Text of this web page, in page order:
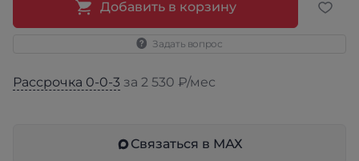
Добавить в корзину
Задать вопрос
Рассрочка 0-0-3 за 2 530 ₽/мес
Связаться в МАХ